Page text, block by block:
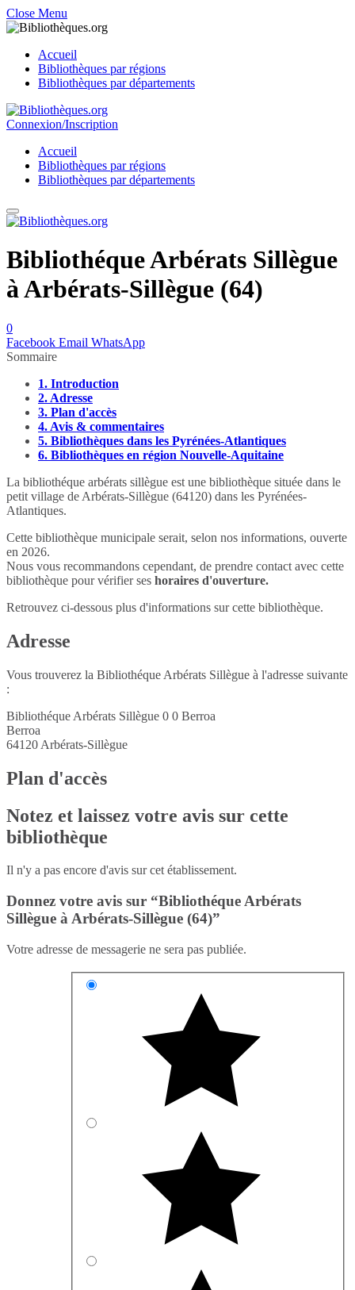
Close Menu
Accueil
Bibliothèques par régions
Bibliothèques par départements
Connexion/Inscription
Accueil
Bibliothèques par régions
Bibliothèques par départements
Bibliothéque Arbérats Sillègue
à Arbérats-Sillègue (64)
0
Facebook Email WhatsApp
Sommaire
1. Introduction
2. Adresse
3. Plan d'accès
4. Avis & commentaires
5. Bibliothèques dans les Pyrénées-Atlantiques
6. Bibliothèques en région Nouvelle-Aquitaine
La bibliothéque arbérats sillègue est une bibliothèque située dans le
petit village de Arbérats-Sillègue (64120) dans les Pyrénées-
Atlantiques.
Cette bibliothèque municipale serait, selon nos informations, ouverte
en 2026.
Nous vous recommandons cependant, de prendre contact avec cette
bibliothèque pour vérifier ses horaires d'ouverture.
Retrouvez ci-dessous plus d'informations sur cette bibliothèque.
Adresse
Vous trouverez la Bibliothéque Arbérats Sillègue à l'adresse suivante
:
Bibliothéque Arbérats Sillègue 0 0 Berroa
Berroa
64120 Arbérats-Sillègue
Plan d'accès
Notez et laissez votre avis sur cette
bibliothèque
Il n'y a pas encore d'avis sur cet établissement.
Donnez votre avis sur “Bibliothéque Arbérats
Sillègue à Arbérats-Sillègue (64)”
Votre adresse de messagerie ne sera pas publiée.